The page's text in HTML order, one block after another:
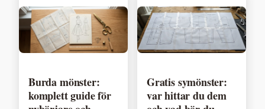
Burda mönster:
komplett guide för
Gratis symönster:
var hittar du dem